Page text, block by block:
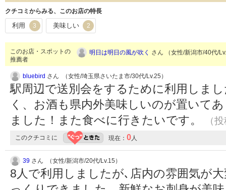
クチコミからみる、このお店の特長
利用 3 美味しい 2
このお店・スポットの
推薦者
明日は明日の風が吹く さん （女性/新潟市/40代/
bluebird さん （女性/埼玉県さいたま市/30代/Lv.25）
駅周辺で送別会をするために利用しま
く、お酒も県内外美味しいのが置いて
ました！また食べに行きたいです。
（
このクチコミに 現在： 0 人
39 さん （女性/新潟市/20代/Lv.15）
8人で利用しましたが､店内の雰囲気が